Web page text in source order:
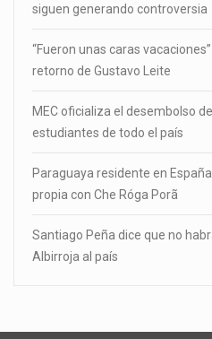
siguen generando controversia
“Fueron unas caras
retorno de Gustavo Leite
MEC oficializa el desembolso
estudiantes de todo el país
Paraguaya residente en
propia con Che Róga Porã
Santiago Peña dice que no
Albirroja al país